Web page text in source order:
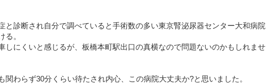
と診断され自分で調べていると手術数の多い東京腎泌尿器センター大和病院
る。
しにくいと感じるが、板橋本町駅出口の真横なので問題ないのかもしれませ
関わらず30分くらい待たされ内心、この病院大丈夫か?と思いました。